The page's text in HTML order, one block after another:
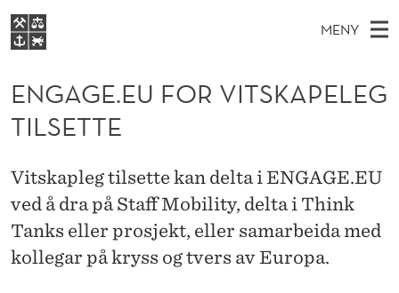
E
N
G
A
G
E
E
MENY
O
V
E
D
M
E
N
VIDEREUTDANNING
BIBLIOTEKET
Ø
K
N
S
T
D
E
T
Studier
Forskning
Om NHH
ENGAGE.EU FOR VITSKAPELEG
TILSETTE
Vitskapleg tilsette kan delta i ENGAGE.EU
ved å dra på Staff Mobility, delta i Think
Tanks eller prosjekt, eller samarbeida med
kollegar på kryss og tvers av Europa.